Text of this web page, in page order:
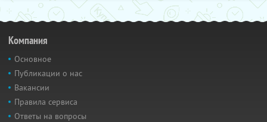
Компания
Основное
Публикации о нас
Вакансии
Правила сервиса
Ответы на вопросы